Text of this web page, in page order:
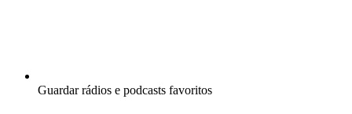
Guardar rádios e podcasts favoritos